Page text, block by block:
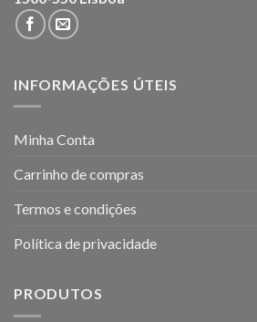
INFORMAÇÕES ÚTEIS
Minha Conta
Carrinho de compras
Termos e condições
Política de privacidade
PRODUTOS